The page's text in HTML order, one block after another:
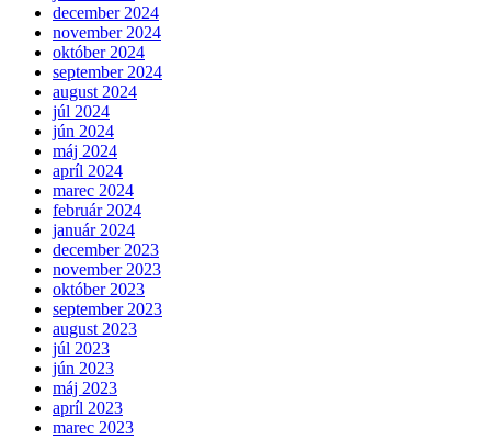
december 2024
november 2024
október 2024
september 2024
august 2024
júl 2024
jún 2024
máj 2024
apríl 2024
marec 2024
február 2024
január 2024
december 2023
november 2023
október 2023
september 2023
august 2023
júl 2023
jún 2023
máj 2023
apríl 2023
marec 2023